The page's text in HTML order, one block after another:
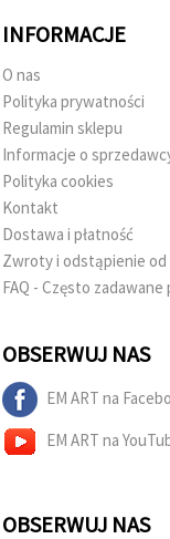
INFORMACJE
O nas
Polityka prywatności
Regulamin sklepu
Informacje o
Polityka cookies
Kontakt
Dostawa i płatność
Zwroty i odstąpienie od
FAQ - Często zadawane
OBSERWUJ NAS
EM ART na
EM ART na
OBSERWUJ NAS